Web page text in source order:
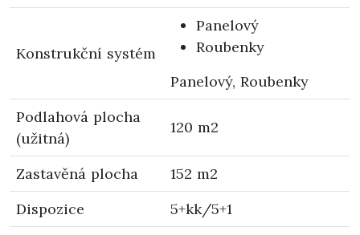
Konstrukční systém
Panelový
Roubenky
Panelový, Roubenky
Podlahová plocha
(užitná)
120 m2
Zastavěná plocha
152 m2
Dispozice
5+kk/5+1